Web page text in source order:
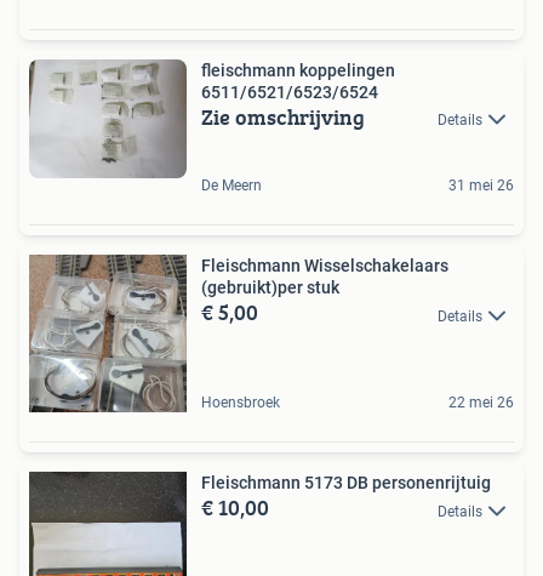
fleischmann koppelingen
6511/6521/6523/6524
Zie omschrijving Details
De Meern 31 mei 26
Fleischmann Wisselschakelaars
(gebruikt)per stuk
€ 5,00 Details
Hoensbroek 22 mei 26
Fleischmann 5173 DB personenrijtuig
€ 10,00 Details